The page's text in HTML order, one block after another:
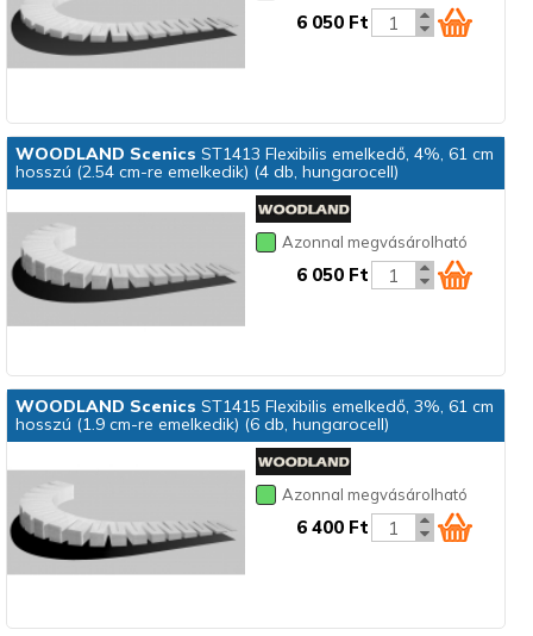
6 050 Ft
WOODLAND Scenics ST1413 Flexibilis emelkedő, 4%, 61 cm
hosszú (2.54 cm-re emelkedik) (4 db, hungarocell)
Azonnal megvásárolható
6 050 Ft
WOODLAND Scenics ST1415 Flexibilis emelkedő, 3%, 61 cm
hosszú (1.9 cm-re emelkedik) (6 db, hungarocell)
Azonnal megvásárolható
6 400 Ft